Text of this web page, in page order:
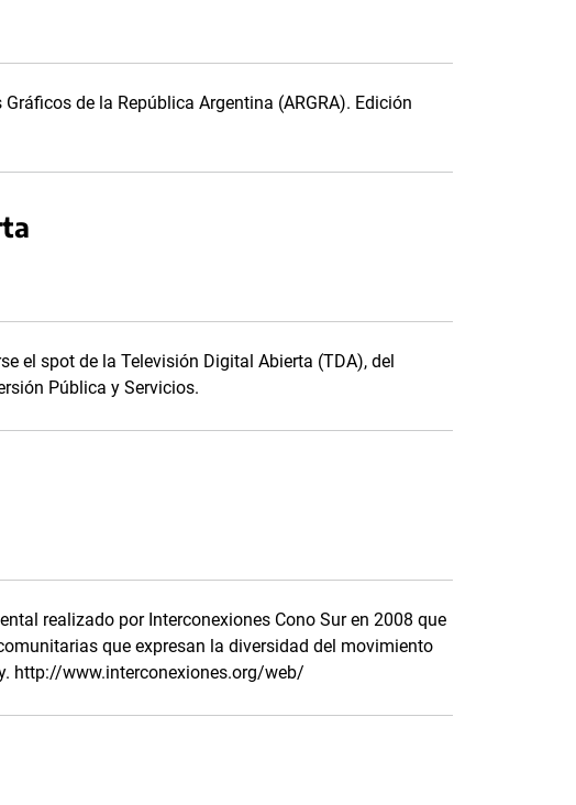
de la República Argentina (ARGRA). Edición
el spot de la Televisión Digital Abierta (TDA), del
Pública y Servicios.
realizado por Interconexiones Cono Sur en 2008 que
que expresan la diversidad del movimiento
http://www.interconexiones.org/web/